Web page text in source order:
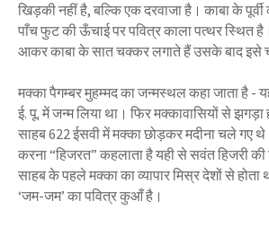
खिड़की नहीं है, बल्कि एक दरवाजा है। काबा के
पाँच फुट की ऊँचाई पर पवित्र काला पत्थर स्थित
आकर काबा के सात चक्कर लगाते हैं उसके बाद इसे
मक्का पैगम्बर मुहम्मद का जन्मस्थल कहा जाता है -
ई. पू. में जन्म लिया था। फिर मक्कावासियों से
साहब 622 ईसवी में मक्का छोड़कर मदीना चले गए
करना “हिजरत” कहलाता है यही से सवंत हिजरी
साहब के पहले मक्का का व्यापार मिस्र देशों से
‘जम-जम’ का पवित्र कुआँ है।